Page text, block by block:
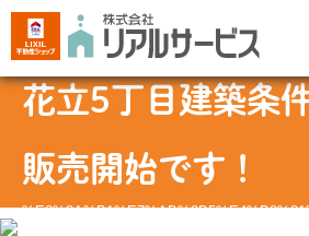
花立5丁目建築条
販売開始です！